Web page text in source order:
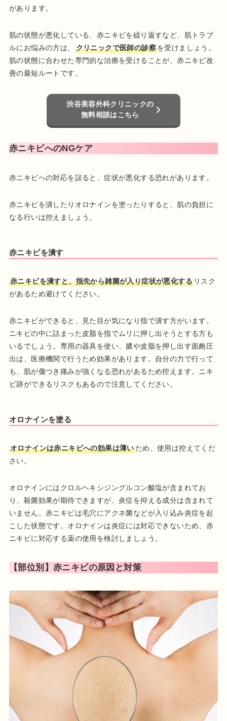
があります。
肌の状態が悪化している、赤ニキビを繰り返すなど、肌トラブ
ルにお悩みの方は、
クリニックで医師の診察を受けましょう。
肌の状態に合わせた専門的な治療を受けることが、赤ニキビ改
善の最短ルートです。
渋谷美容外科クリニックの
無料相談はこちら
赤ニキビへのNGケア
赤ニキビへの対応を誤ると、症状が悪化する恐れがあります。
赤ニキビを潰したりオロナインを塗ったりすると、肌の負担に
なる行いは控えましょう。
赤ニキビを潰す
赤ニキビを潰すと、指先から雑菌が入り症状が悪化する リスク
があるため避けてください。
赤ニキビができると、見た目が気になり指で潰す方がいます。
ニキビの中に詰まった皮脂を指でムリに押し出そうとする方も
いるでしょう。専用の器具を使い、膿や皮脂を押し出す面皰圧
出は、医療機関で行うため効果があります。自分の力で行って
も、肌が傷つき痛みが強くなる恐れがあるため控えます。ニキ
ビ跡ができるリスクもあるので注意してください。
オロナインを塗る
オロナインは赤ニキビへの効果は薄いため、使用は控えてくだ
さい。
オロナインにはクロルヘキシジングルコン酸塩が含まれてお
り、殺菌効果が期待できますが、炎症を抑える成分は含まれて
いません。赤ニキビは毛穴にアクネ菌などが入り込み炎症を起
こした状態です。オロナインは炎症には対応できないため、赤
ニキビに対応する薬の使用を検討しましょう。
【部位別】赤ニキビの原因と対策